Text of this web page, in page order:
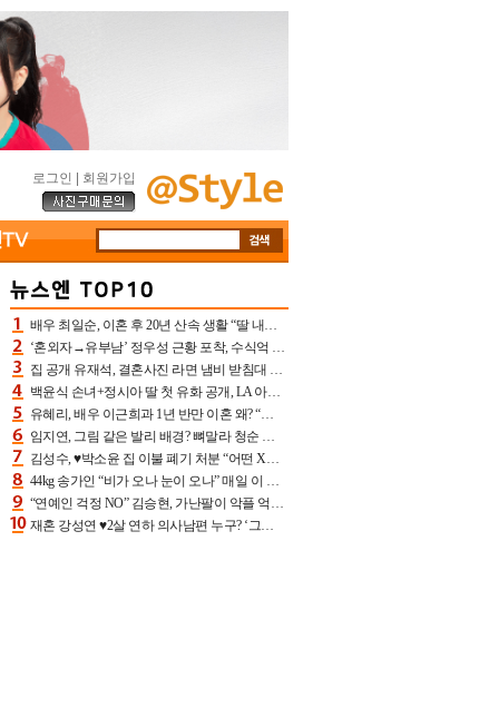
로그인 회원가입
배우 최일순, 이혼 후 20년 산속 생활 “딸 내가 버렸다고 원망‥맘 아파”(특종)[어제TV]
‘혼외자→유부남’ 정우성 근황 포착, 수식억 해킹 피해 후배 만났다 “존경하는”
집 공개 유재석, 결혼사진 라면 냄비 받침대 되고 분노‥가족사진도 피해(놀뭐)[어제TV]
백윤식 손녀+정시아 딸 첫 유화 공개, LA 아트쇼→서울국제조각페스타 작가다운 수준급 실력
유혜리, 배우 이근희과 1년 반만 이혼 왜? “식칼 꽂고 의자 던져” 충격 폭로(특종)[어제TV]
임지연, 그림 같은 발리 배경? 뼈말라 청순 비키니 핏에 상대 안 되네
김성수, ♥박소윤 집 이불 폐기 처분 “어떤 X이랑 썼을지 몰라” 질투(신랑수업2)[어제TV]
44kg 송가인 “비가 오나 눈이 오나” 매일 이 운동, 허벅지 근육량 상승+체지방 감소
“연예인 걱정 NO” 김승현, 가난팔이 악플 억울할만‥아내+딸과 日 여행
재혼 강성연 ♥2살 연하 의사남편 누구? ‘그알’ 자문의에 훈남 비주얼 초엘리트 스펙 [종합]